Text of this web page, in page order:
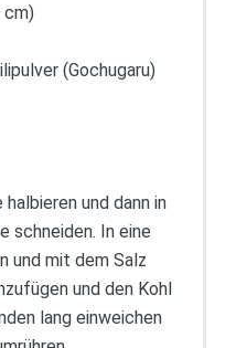
(Gochugaru)
und dann in
schneiden. In eine
und mit dem Salz
und den Kohl
lang einweichen